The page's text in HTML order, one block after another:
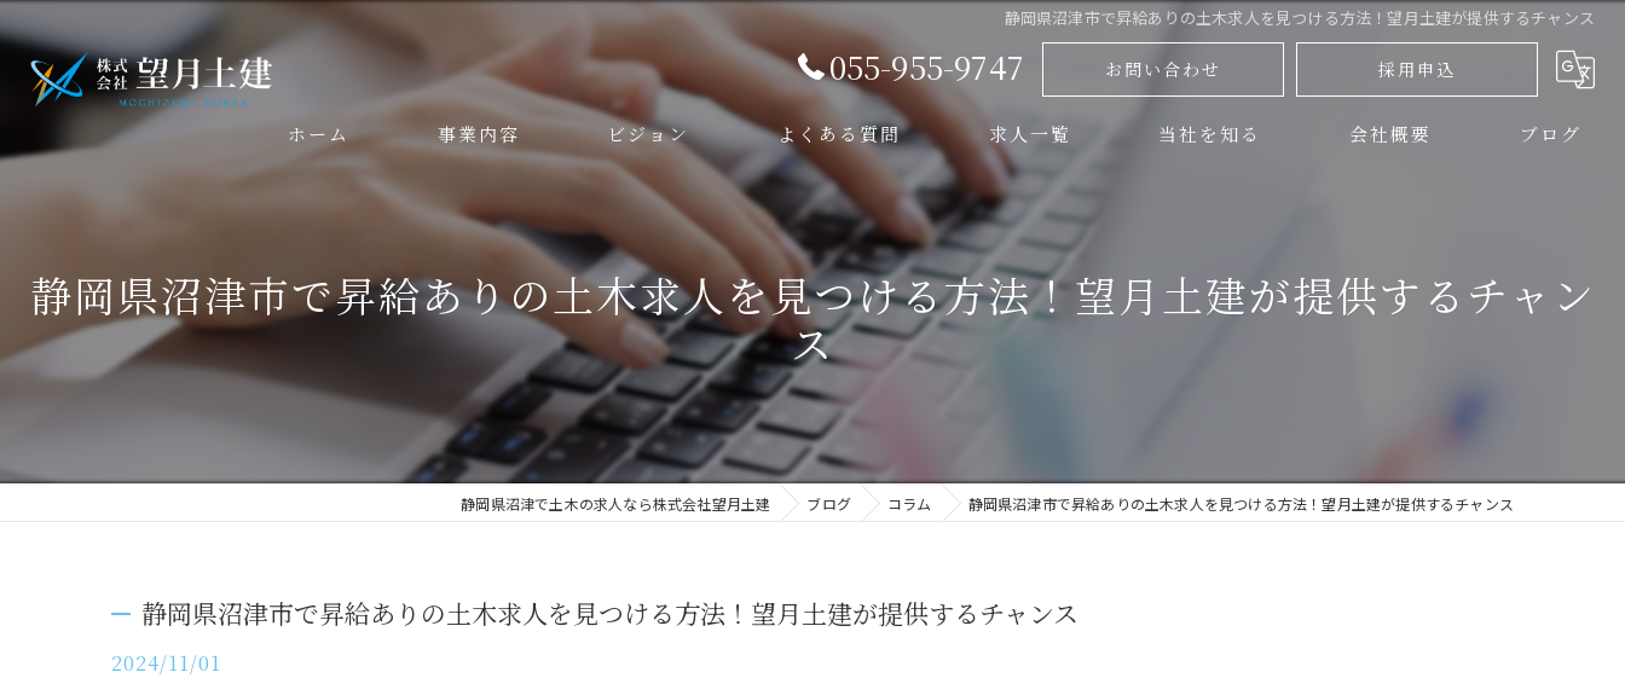
静岡県沼津市で昇給ありの土木求人を見つける方法！望月土建が提供するチャンス
055-955-9747 お問い合わせ 採用申込
ホーム 事業内容 ビジョン よくある質問 求人一覧 当社を知る
伊豆の国市の土木
会社概要 ブログ
静岡県沼津市で昇給ありの土木求人を見つける方法！望月土建が提供するチャン
ス
静岡県沼津で土木の求人なら株式会社望月土建 ブログ コラム 静岡県沼津市で昇給ありの土木求人を見つける方法！望月土建が提供するチャンス
静岡県沼津市で昇給ありの土木求人を見つける方法！望月土建が提供するチャンス
2024/11/01